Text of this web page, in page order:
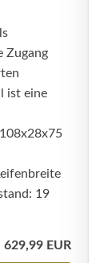
Zugang
ist eine
19
629,99 EUR